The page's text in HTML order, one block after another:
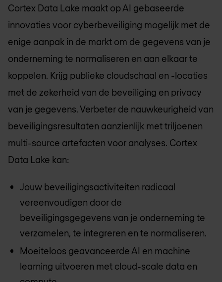
Cortex Data Lake maakt op AI gebaseerde
innovaties voor cyberbeveiliging mogelijk met de
enige aanpak in de markt om de gegevens van je
onderneming te normaliseren en aan elkaar te
koppelen. Krijg publieke cloudschaal en -locaties
met de zekerheid van de beveiliging en privacy
van je gegevens. Verbeter de nauwkeurigheid van
beveiligingsresultaten aanzienlijk met triljoenen
multi-source artefacten voor analyses. Cortex
Data Lake kan:
Jouw beveiligingsactiviteiten radicaal
vereenvoudigen door de
beveiligingsgegevens van je onderneming te
verzamelen, te integreren en te normaliseren.
Moeiteloos geavanceerde AI en machine
learning uitvoeren met cloud-scale data en